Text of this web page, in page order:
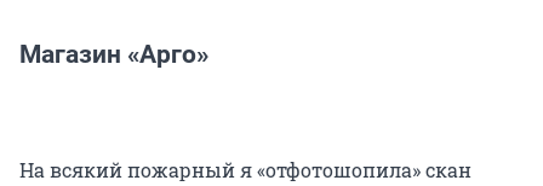
Магазин «Арго»
На всякий пожарный я «отфотошопила» скан